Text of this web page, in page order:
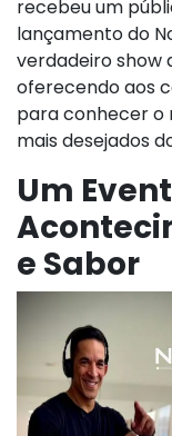
recebeu um
lançamento do
verdadeiro show
oferecendo aos
para conhecer o
mais desejados
Um
e Sabor